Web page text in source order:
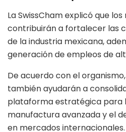
La SwissCham explicó que
contribuirán a fortalecer las
de la industria mexicana,
generación de empleos de
De acuerdo con el
también ayudarán a
plataforma estratégica para
manufactura avanzada y el
en mercados internacionales.